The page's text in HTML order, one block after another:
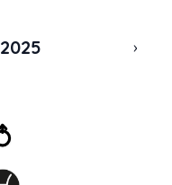
2025 ›